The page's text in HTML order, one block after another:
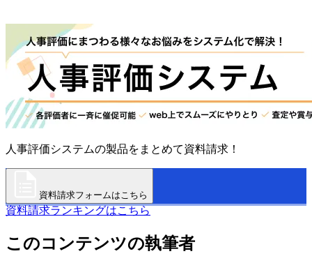
人事評価システムの製品をまとめて資料請求！
資料請求フォームはこちら
資料請求ランキングはこちら
このコンテンツの執筆者